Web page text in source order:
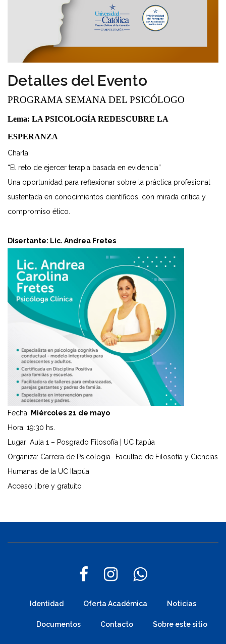
Detalles del Evento
PROGRAMA SEMANA DEL PSICÓLOGO
Lema: LA PSICOLOGÍA REDESCUBRE LA
ESPERANZA
Charla:
“El reto de ejercer terapia basada en evidencia”
Una oportunidad para reflexionar sobre la práctica profesional
sustentada en conocimientos científicos, con mirada crítica y
compromiso ético.
Disertante: Lic. Andrea Fretes
Fecha: Miércoles 21 de mayo
Hora: 19:30 hs.
Lugar: Aula 1 – Posgrado Filosofía | UC Itapúa
Organiza: Carrera de Psicologia- Facultad de Filosofía y Ciencias
Humanas de la UC Itapúa
Acceso libre y gratuito
Identidad Oferta Académica Noticias
Documentos Contacto Sobre este sitio